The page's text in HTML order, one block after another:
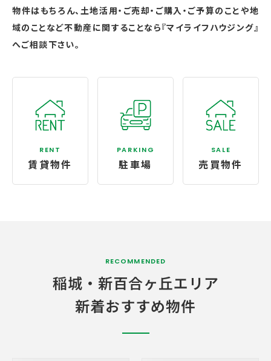
物件はもちろん、土地活用・ご売却・ご購入・ご予算のことや地
域のことなど不動産に関することなら『マイライフハウジング』
へご相談下さい。
RENT
賃貸物件
PARKING
駐車場
SALE
売買物件
RECOMMENDED
稲城・ 新百合ヶ丘エリア
新着おすすめ物件